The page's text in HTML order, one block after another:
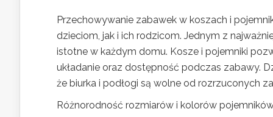
Przechowywanie zabawek w koszach i
dzieciom, jak i ich rodzicom. Jednym z
istotne w każdym domu. Kosze i pojemniki
układanie oraz dostępność podczas zabawy.
że biurka i podłogi są wolne od rozrzuconych
Różnorodność rozmiarów i kolorów